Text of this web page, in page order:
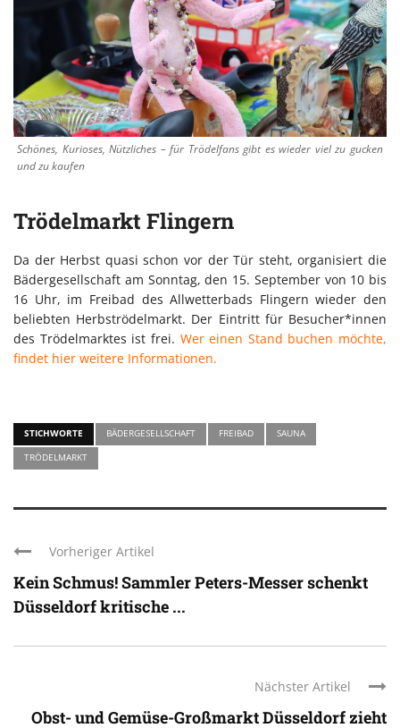
Schönes, Kurioses, Nützliches – für Trödelfans gibt es wieder viel zu gucken
und zu kaufen
Trödelmarkt Flingern
Da der Herbst quasi schon vor der Tür steht, organisiert die
Bädergesellschaft am Sonntag, den 15. September von 10 bis
16 Uhr, im Freibad des Allwetterbads Flingern wieder den
beliebten Herbströdelmarkt. Der Eintritt für Besucher*innen
des Trödelmarktes ist frei. Wer einen Stand buchen möchte,
findet hier weitere Informationen.
STICHWORTE BÄDERGESELLSCHAFT FREIBAD
SAUNA
TRÖDELMARKT
Vorheriger Artikel
Kein Schmus! Sammler Peters-Messer schenkt
Düsseldorf kritische ...
Nächster Artikel
Obst- und Gemüse-Großmarkt Düsseldorf zieht